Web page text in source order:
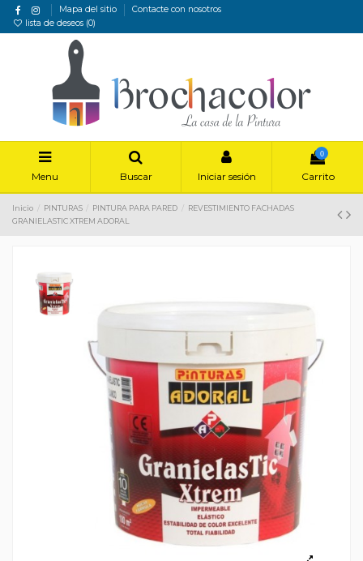
Mapa del sitio
Contacte con nosotros
lista de deseos (0)
Menu Buscar Iniciar sesión
0
Carrito
Inicio PINTURAS PINTURA PARA PARED
REVESTIMIENTO FACHADAS
GRANIELASTIC XTREM ADORAL